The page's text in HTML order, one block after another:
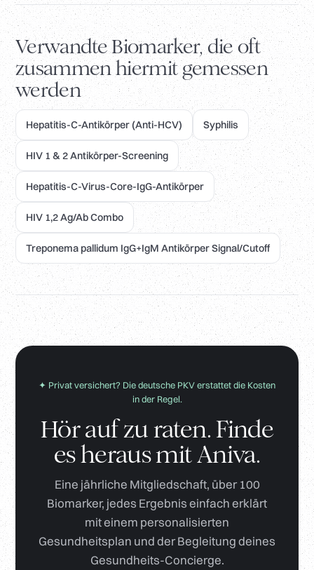
Verwandte Biomarker, die oft
zusammen hiermit gemessen
werden
Hepatitis-C-Antikörper (Anti-HCV) Syphilis
HIV 1 & 2 Antikörper-Screening
Hepatitis-C-Virus-Core-IgG-Antikörper
HIV 1,2 Ag/Ab Combo
Treponema pallidum IgG+IgM Antikörper Signal/Cutoff
✦ Privat versichert? Die deutsche PKV erstattet die Kosten
in der Regel.
Hör auf zu raten. Finde
es heraus mit Aniva.
Eine jährliche Mitgliedschaft, über 100
Biomarker, jedes Ergebnis einfach erklärt
mit einem personalisierten
Gesundheitsplan und der Begleitung deines
Gesundheits-Concierge.